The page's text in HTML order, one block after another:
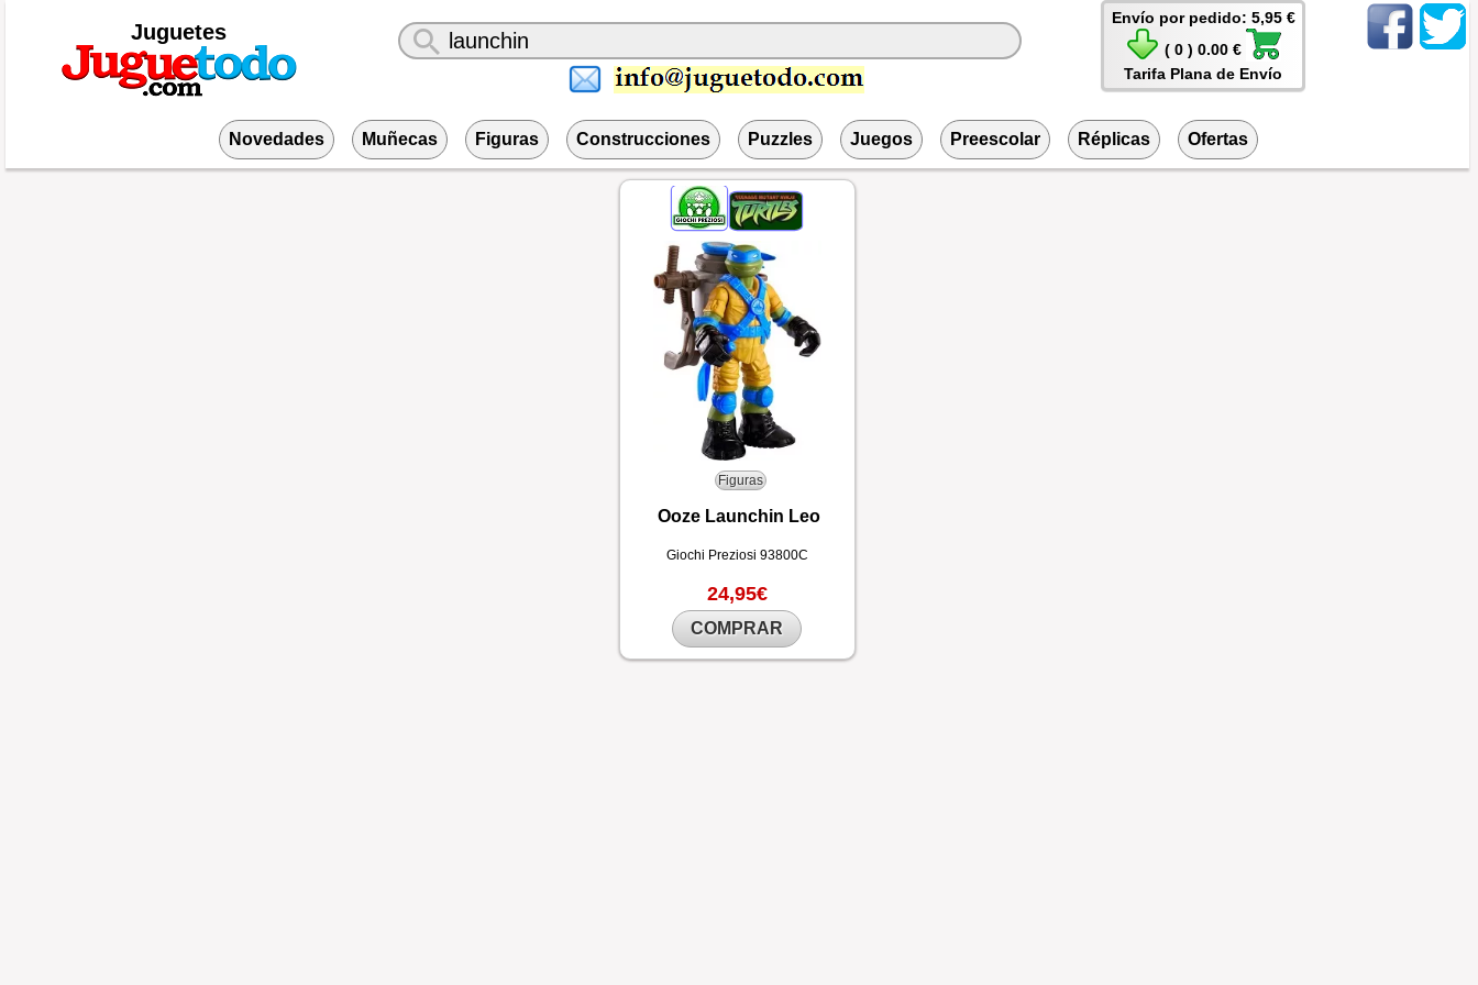
Juguetes
Envío por pedido: 5,95 €
( 0 ) 0.00 €
Tarifa Plana de Envío
Novedades Muñecas Figuras Construcciones Puzzles Juegos Preescolar Réplicas Ofertas
Figuras
Ooze Launchin Leo
Giochi Preziosi 93800C
24,95€
COMPRAR